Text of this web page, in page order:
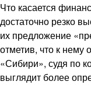
Что касается
достаточно резко
их предложение
отметив, что к
«Сибири», судя по
выглядит более